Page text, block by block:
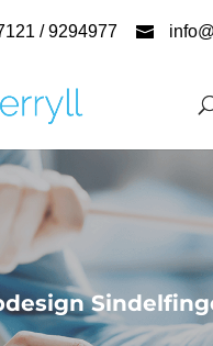
/ 9294977